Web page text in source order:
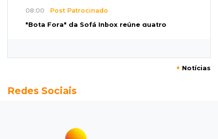
08:00 Post Patrocinado
"Bota Fora" da Sofá Inbox reúne quatro
passeio campo-grandense
Torneio de futsal abre 34ª edição com quatro
+ Notícias
Redes Sociais